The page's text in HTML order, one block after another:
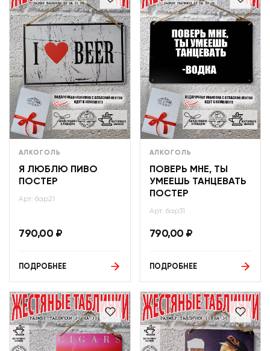
АЛКОГОЛЬ
Я ЛЮБЛЮ ПИВО
ПОСТЕР
Арт: бар21
790,00 ₽
ПОДРОБНЕЕ
АЛКОГОЛЬ
ПОВЕРЬ МНЕ, ТЫ
УМЕЕШЬ ТАНЦЕВАТЬ
ПОСТЕР
Арт: бар31
790,00 ₽
ПОДРОБНЕЕ